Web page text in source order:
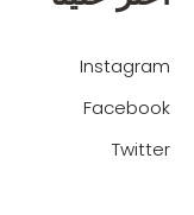
Instagram
Facebook
Twitter